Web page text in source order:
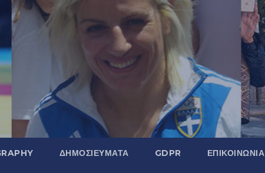
ΔΗΜΟΣΙΕΎΜΑΤΑ GDPR ΕΠΙΚΟΙΝΩΝΊΑ